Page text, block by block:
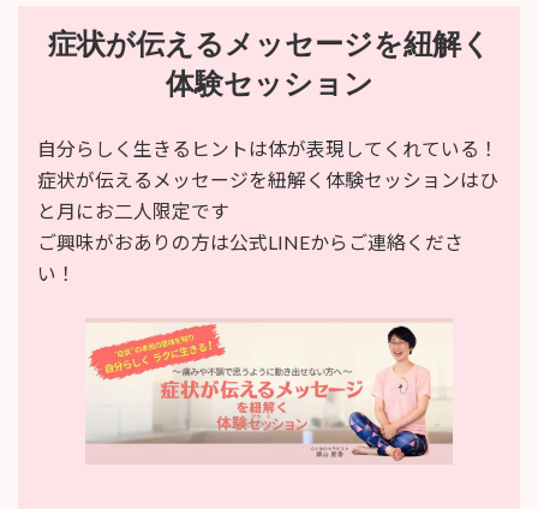
症状が伝えるメッセージを紐解く
体験セッション
自分らしく生きるヒントは体が表現してくれている！
症状が伝えるメッセージを紐解く体験セッションはひ
と月にお二人限定です
ご興味がおありの方は公式LINEからご連絡くださ
い！